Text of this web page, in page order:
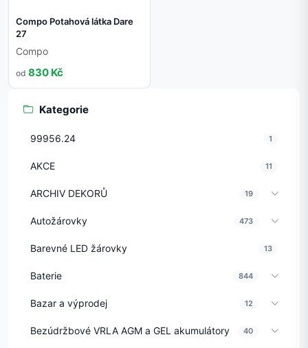
Compo Potahová látka Dare
27
Compo
od 830 Kč
Kategorie
99956.24 1
AKCE 11
ARCHIV DEKORŮ 19
Autožárovky 473
Barevné LED žárovky 13
Baterie 844
Bazar a výprodej 12
Bezúdržbové VRLA AGM a GEL akumulátory 40